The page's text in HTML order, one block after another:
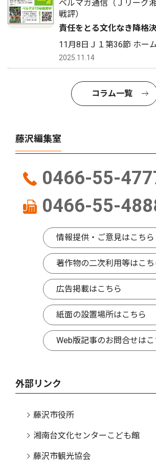
ベルマガ通信（Ｊリーグ
戦評）
責任をとる文化なき降格
11月8日Ｊ１第36節 ホー
2025.11.14
コラム一覧
藤沢編集室
0466-55-
0466-55-
情報提供・ご意見はこちら
著作物の二次利用等はこち
広告掲載はこちら
紙面の設置場所はこちら
Web版記事のお問合せはこ
外部リンク
藤沢市役所
湘南台文化センターこども館
藤沢市観光協会